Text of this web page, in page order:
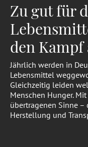
Zu gut für
den Kampf
Jährlich werden in
Lebensmittel
Gleichzeitig leiden
Menschen Hunger.
übertragenen Sinne –
Herstellung und